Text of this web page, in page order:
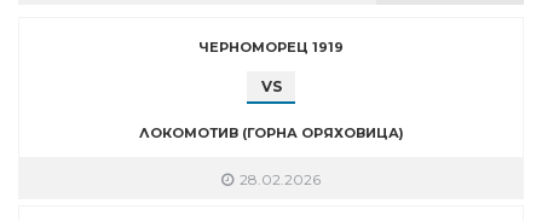
ЧЕРНОМОРЕЦ 1919
VS
ЛОКОМОТИВ (ГОРНА ОРЯХОВИЦА)
28.02.2026